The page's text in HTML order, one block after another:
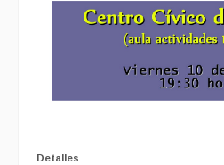
Detalles